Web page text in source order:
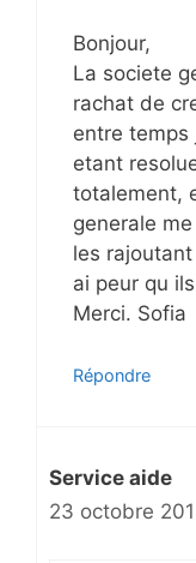
Bonjour,
La societe
rachat de
entre temps
etant
totalement,
generale
les
ai peur qu
Merci. Sofia
Répondre
Service aide
23 octobre